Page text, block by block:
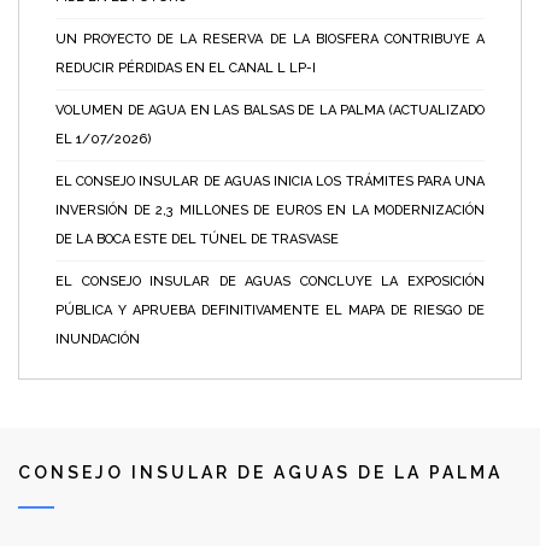
UN PROYECTO DE LA RESERVA DE LA BIOSFERA CONTRIBUYE A
REDUCIR PÉRDIDAS EN EL CANAL L LP-I
VOLUMEN DE AGUA EN LAS BALSAS DE LA PALMA (ACTUALIZADO
EL 1/07/2026)
EL CONSEJO INSULAR DE AGUAS INICIA LOS TRÁMITES PARA UNA
INVERSIÓN DE 2,3 MILLONES DE EUROS EN LA MODERNIZACIÓN
DE LA BOCA ESTE DEL TÚNEL DE TRASVASE
EL CONSEJO INSULAR DE AGUAS CONCLUYE LA EXPOSICIÓN
PÚBLICA Y APRUEBA DEFINITIVAMENTE EL MAPA DE RIESGO DE
INUNDACIÓN
CONSEJO INSULAR DE AGUAS DE LA PALMA